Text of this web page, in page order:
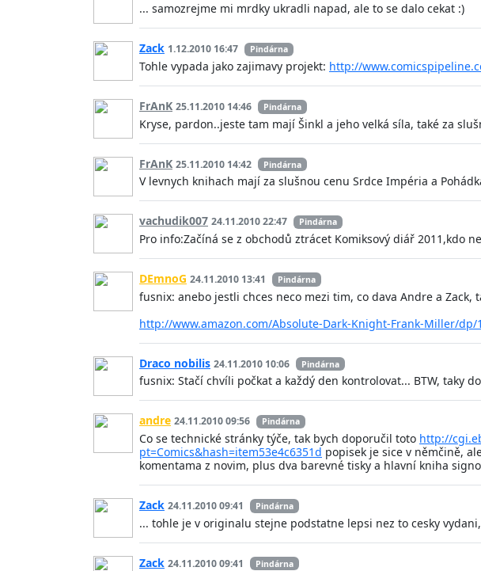
... samozrejme mi mrdky ukradli napad, ale to se dalo cekat :)
Zack 1.12.2010 16:47 Pindárna
Tohle vypada jako zajimavy projekt: http://
FrAnK 25.11.2010 14:46 Pindárna
Kryse, pardon..jeste tam mají Šinkl a jeho velká síla, také za
FrAnK 25.11.2010 14:42 Pindárna
V levnych knihach mají za slušnou cenu Srdce Impéria a
vachudik007 24.11.2010 22:47 Pindárna
Pro info:Začíná se z obchodů ztrácet Komiksový diář 2011,kdo
DEmnoG 24.11.2010 13:41 Pindárna
fusnix: anebo jestli chces neco mezi tim, co dava Andre a Zack,
http://www.amazon.com/Absolute-Dark-Knight-Frank-Miller/dp/
Draco nobilis 24.11.2010 10:06 Pindárna
fusnix: Stačí chvíli počkat a každý den kontrolovat... BTW, taky
andre 24.11.2010 09:56 Pindárna
Co se technické stránky týče, tak bych doporučil toto http://
pt=Comics&hash=item53e4c6351d popisek je sice v němčině,
komentama z novim, plus dva barevné tisky a hlavní kniha
Zack 24.11.2010 09:41 Pindárna
... tohle je v originalu stejne podstatne lepsi nez to cesky
Zack 24.11.2010 09:41 Pindárna